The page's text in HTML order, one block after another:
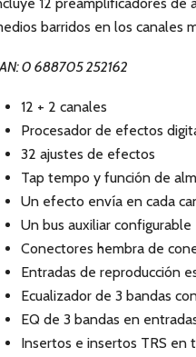
barridos en los canales
0 688705 252162
12 + 2 canales
Procesador de efectos
32 ajustes de efectos
Tap tempo y función de
Un efecto envía en cada
Un bus auxiliar configurable
Conectores hembra de
Entradas de reproducción
Ecualizador de 3 bandas
EQ de 3 bandas en
Insertos e insertos TRS en